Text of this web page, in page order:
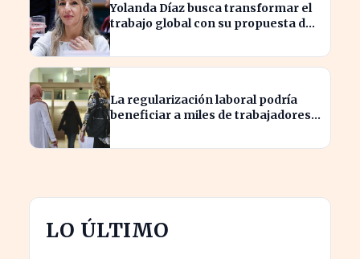
Yolanda Díaz busca transformar el
trabajo global con su propuesta de
La regularización laboral podría
beneficiar a miles de trabajadores
LO ÚLTIMO